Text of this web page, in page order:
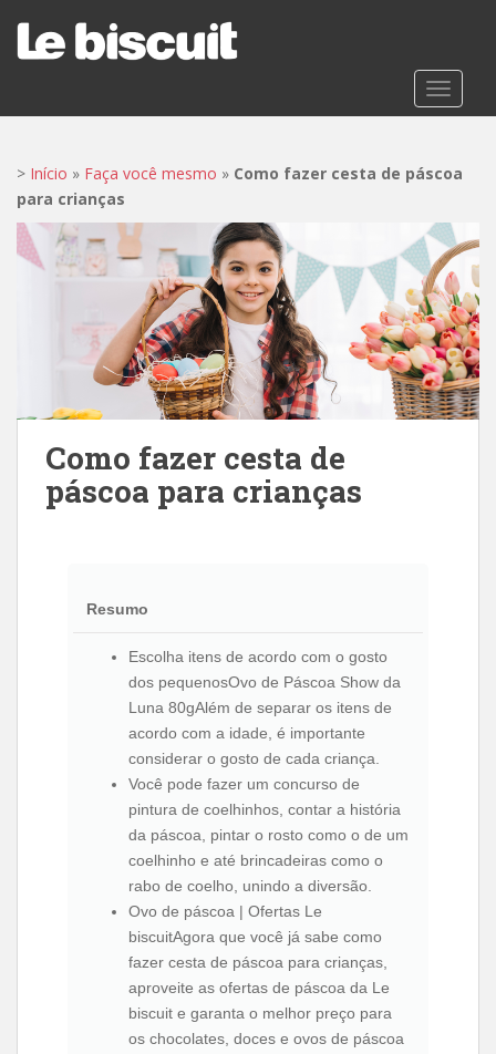
t
> Início » Faça você mesmo » Como fazer cesta de páscoa
para crianças
Como fazer cesta de
páscoa para crianças
Resumo
Escolha itens de acordo com o gosto
dos pequenosOvo de Páscoa Show da
Luna 80gAlém de separar os itens de
acordo com a idade, é importante
considerar o gosto de cada criança.
Você pode fazer um concurso de
pintura de coelhinhos, contar a história
da páscoa, pintar o rosto como o de um
coelhinho e até brincadeiras como o
rabo de coelho, unindo a diversão.
Ovo de páscoa | Ofertas Le
biscuitAgora que você já sabe como
fazer cesta de páscoa para crianças,
aproveite as ofertas de páscoa da Le
biscuit e garanta o melhor preço para
os chocolates, doces e ovos de páscoa